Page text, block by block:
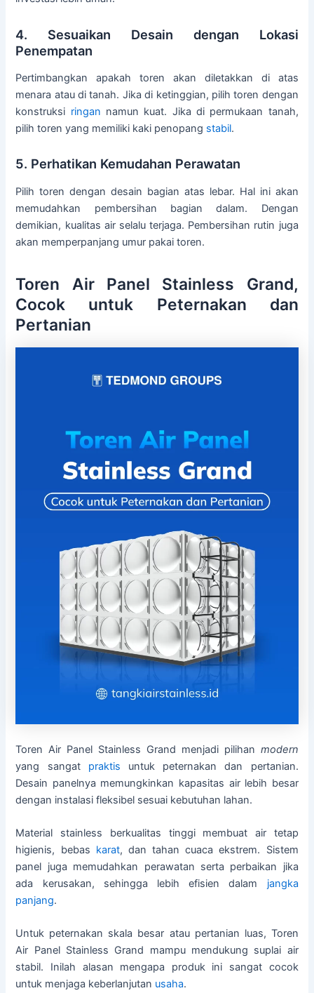
4. Sesuaikan Desain dengan Lokasi
Penempatan
Pertimbangkan apakah toren akan diletakkan di atas
menara atau di tanah. Jika di ketinggian, pilih toren dengan
konstruksi ringan namun kuat. Jika di permukaan tanah,
pilih toren yang memiliki kaki penopang stabil.
5. Perhatikan Kemudahan Perawatan
Pilih toren dengan desain bagian atas lebar. Hal ini akan
memudahkan pembersihan bagian dalam. Dengan
demikian, kualitas air selalu terjaga. Pembersihan rutin juga
akan memperpanjang umur pakai toren.
Toren Air Panel Stainless Grand,
Cocok untuk Peternakan dan
Pertanian
Toren Air Panel Stainless Grand menjadi pilihan modern
yang sangat praktis untuk peternakan dan pertanian.
Desain panelnya memungkinkan kapasitas air lebih besar
dengan instalasi fleksibel sesuai kebutuhan lahan.
Material stainless berkualitas tinggi membuat air tetap
higienis, bebas karat, dan tahan cuaca ekstrem. Sistem
panel juga memudahkan perawatan serta perbaikan jika
ada kerusakan, sehingga lebih efisien dalam jangka
panjang.
Untuk peternakan skala besar atau pertanian luas, Toren
Air Panel Stainless Grand mampu mendukung suplai air
stabil. Inilah alasan mengapa produk ini sangat cocok
untuk menjaga keberlanjutan usaha.